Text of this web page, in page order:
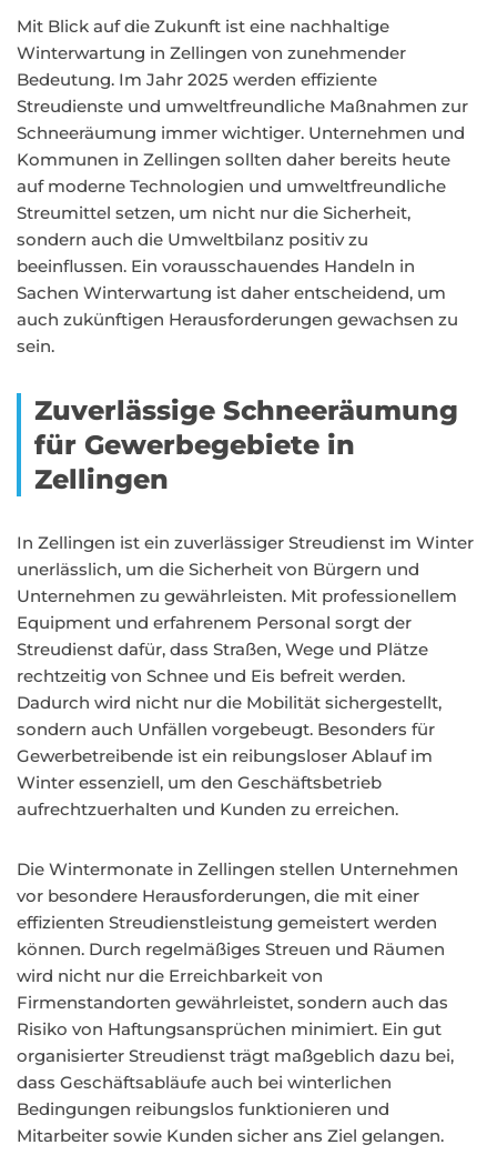
Mit Blick auf die Zukunft ist eine nachhaltige
Winterwartung in Zellingen von zunehmender
Bedeutung. Im Jahr 2025 werden effiziente
Streudienste und umweltfreundliche Maßnahmen zur
Schneeräumung immer wichtiger. Unternehmen und
Kommunen in Zellingen sollten daher bereits heute
auf moderne Technologien und umweltfreundliche
Streumittel setzen, um nicht nur die Sicherheit,
sondern auch die Umweltbilanz positiv zu
beeinflussen. Ein vorausschauendes Handeln in
Sachen Winterwartung ist daher entscheidend, um
auch zukünftigen Herausforderungen gewachsen zu
sein.
Zuverlässige Schneeräumung
für Gewerbegebiete in
Zellingen
In Zellingen ist ein zuverlässiger Streudienst im Winter
unerlässlich, um die Sicherheit von Bürgern und
Unternehmen zu gewährleisten. Mit professionellem
Equipment und erfahrenem Personal sorgt der
Streudienst dafür, dass Straßen, Wege und Plätze
rechtzeitig von Schnee und Eis befreit werden.
Dadurch wird nicht nur die Mobilität sichergestellt,
sondern auch Unfällen vorgebeugt. Besonders für
Gewerbetreibende ist ein reibungsloser Ablauf im
Winter essenziell, um den Geschäftsbetrieb
aufrechtzuerhalten und Kunden zu erreichen.
Die Wintermonate in Zellingen stellen Unternehmen
vor besondere Herausforderungen, die mit einer
effizienten Streudienstleistung gemeistert werden
können. Durch regelmäßiges Streuen und Räumen
wird nicht nur die Erreichbarkeit von
Firmenstandorten gewährleistet, sondern auch das
Risiko von Haftungsansprüchen minimiert. Ein gut
organisierter Streudienst trägt maßgeblich dazu bei,
dass Geschäftsabläufe auch bei winterlichen
Bedingungen reibungslos funktionieren und
Mitarbeiter sowie Kunden sicher ans Ziel gelangen.